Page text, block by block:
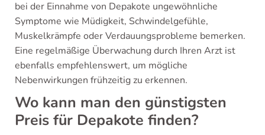
bei der Einnahme von Depakote ungewöhnliche
Symptome wie Müdigkeit, Schwindelgefühle,
Muskelkrämpfe oder Verdauungsprobleme bemerken.
Eine regelmäßige Überwachung durch Ihren Arzt ist
ebenfalls empfehlenswert, um mögliche
Nebenwirkungen frühzeitig zu erkennen.
Wo kann man den günstigsten
Preis für Depakote finden?